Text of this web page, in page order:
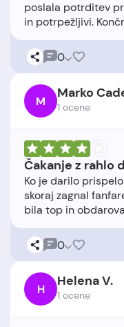
poslala potrditev
0
M Marko
1 ocene
Čakanje z rahlo
Ko je darilo
skoraj zagnal
0
H Helena V.
1 ocene